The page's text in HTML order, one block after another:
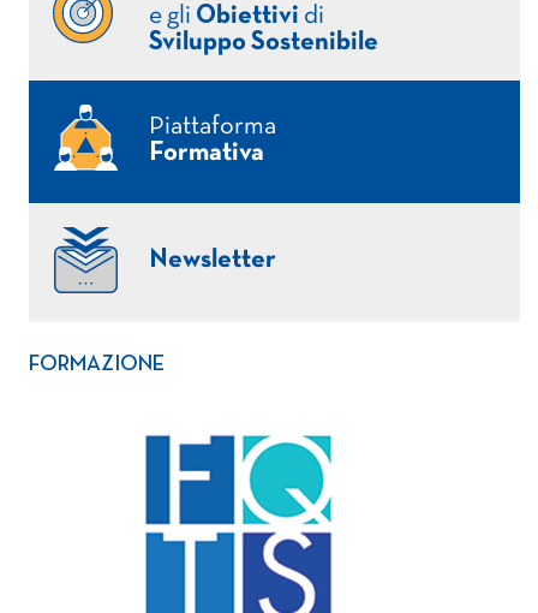
e gli Obiettivi di
Sviluppo Sostenibile
Piattaforma
Formativa
Newsletter
FORMAZIONE